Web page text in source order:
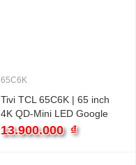
65C6K
Tivi TCL 65C6K | 65 inch
4K QD-Mini LED Google
13.900.000 ₫